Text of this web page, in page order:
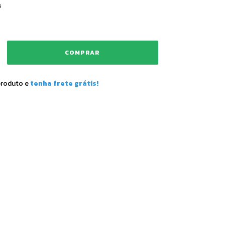
etenha frete grátis!